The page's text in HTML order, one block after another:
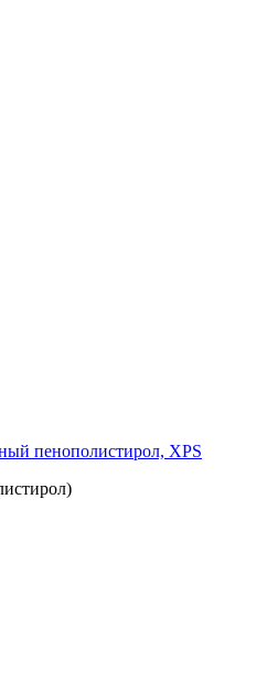
пенополистирол, XPS